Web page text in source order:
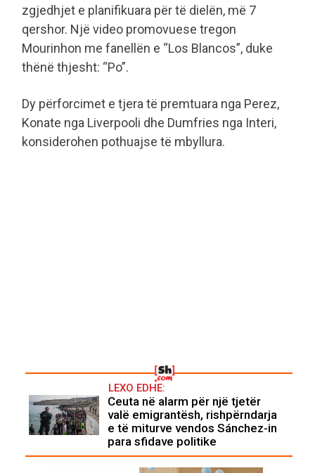
zgjedhjet e planifikuara për të dielën, më 7
qershor. Një video promovuese tregon
Mourinhon me fanellën e “Los Blancos”, duke
thënë thjesht: “Po”.
Dy përforcimet e tjera të premtuara nga Perez,
Konate nga Liverpooli dhe Dumfries nga Interi,
konsiderohen pothuajse të mbyllura.
LEXO EDHE:
Ceuta në alarm për një tjetër
valë emigrantësh, rishpërndarja
e të miturve vendos Sánchez-in
para sfidave politike